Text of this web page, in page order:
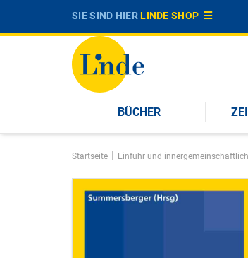
SIE SIND HIERLINDE SHOP
BÜCHER
Startseite | Einfuhr und